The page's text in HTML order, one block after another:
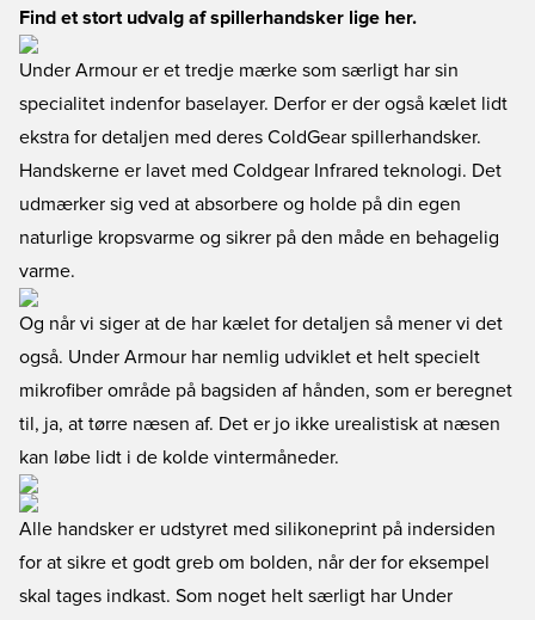
Find et stort udvalg af spillerhandsker lige her.
Under Armour er et tredje mærke som særligt har sin
specialitet indenfor baselayer. Derfor er der også kælet lidt
ekstra for detaljen med deres ColdGear spillerhandsker.
Handskerne er lavet med Coldgear Infrared teknologi. Det
udmærker sig ved at absorbere og holde på din egen
naturlige kropsvarme og sikrer på den måde en behagelig
varme.
Og når vi siger at de har kælet for detaljen så mener vi det
også. Under Armour har nemlig udviklet et helt specielt
mikrofiber område på bagsiden af hånden, som er beregnet
til, ja, at tørre næsen af. Det er jo ikke urealistisk at næsen
kan løbe lidt i de kolde vintermåneder.
Alle handsker er udstyret med silikoneprint på indersiden
for at sikre et godt greb om bolden, når der for eksempel
skal tages indkast. Som noget helt særligt har Under